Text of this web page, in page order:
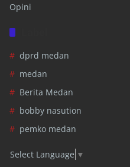
Opini
dprd medan
medan
Berita Medan
bobby nasution
pemko medan
Select Language ▼